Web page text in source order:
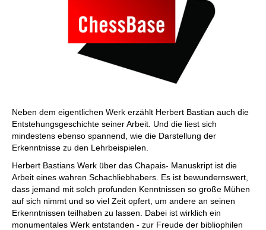
Neben dem eigentlichen Werk erzählt Herbert Bastian auch die
Entstehungsgeschichte seiner Arbeit. Und die liest sich
mindestens ebenso spannend, wie die Darstellung der
Erkenntnisse zu den Lehrbeispielen.
Herbert Bastians Werk über das Chapais- Manuskript ist die
Arbeit eines wahren Schachliebhabers. Es ist bewundernswert,
dass jemand mit solch profunden Kenntnissen so große Mühen
auf sich nimmt und so viel Zeit opfert, um andere an seinen
Erkenntnissen teilhaben zu lassen. Dabei ist wirklich ein
monumentales Werk entstanden - zur Freude der bibliophilen